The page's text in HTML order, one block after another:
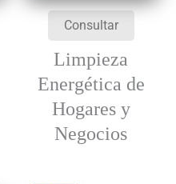
Consultar
Limpieza
Energética de
Hogares y
Negocios